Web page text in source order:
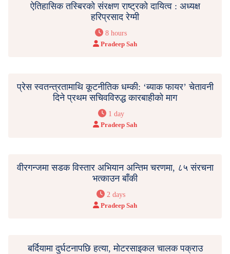
ऐतिहासिक तस्बिरको संरक्षण राष्ट्रको दायित्व : अध्यक्ष
हरिप्रसाद रेग्मी
8 hours
Pradeep Sah
प्रेस स्वतन्त्रतामाथि कूटनीतिक धम्की: ‘ब्याक फायर’ चेतावनी
दिने प्रथम सचिवविरुद्ध कारबाहीको माग
1 day
Pradeep Sah
वीरगन्जमा सडक विस्तार अभियान अन्तिम चरणमा, ८५ संरचना
भत्काउन बाँकी
2 days
Pradeep Sah
बर्दियामा दुर्घटनापछि हत्या, मोटरसाइकल चालक पक्राउ